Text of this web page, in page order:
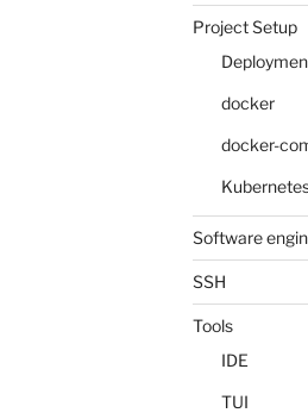
Project Setup
docker
docker-
Software
SSH
Tools
IDE
TUI